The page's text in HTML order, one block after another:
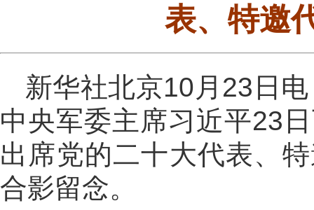
表、特邀
新华社北京10月23日
中央军委主席习近平23
出席党的二十大代表、
合影留念。